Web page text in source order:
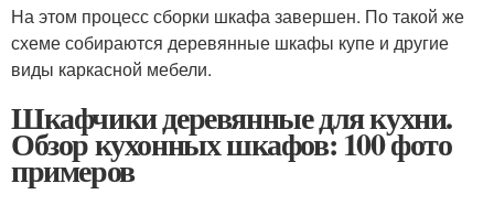
На этом процесс сборки шкафа завершен. По такой же
схеме собираются деревянные шкафы купе и другие
виды каркасной мебели.
Шкафчики деревянные для кухни.
Обзор кухонных шкафов: 100 фото
примеров